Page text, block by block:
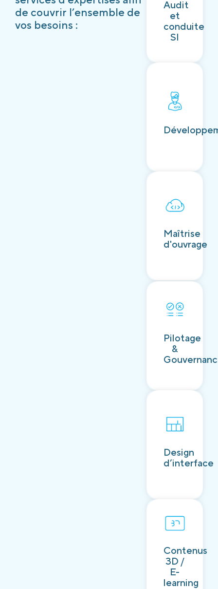
de couvrir l’ensemble de
vos besoins :
Audit
et
conduite
SI
Découvrir
Maîtrise
d'ouvrage
Pilotage
&
Découvrir
Design
d’interface
Contenus
3D /
E-
learning
Découvrir